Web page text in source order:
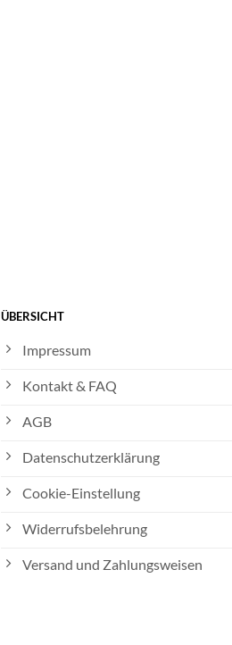
ÜBERSICHT
Impressum
Kontakt & FAQ
AGB
Datenschutzerklärung
Cookie-Einstellung
Widerrufsbelehrung
Versand und Zahlungsweisen